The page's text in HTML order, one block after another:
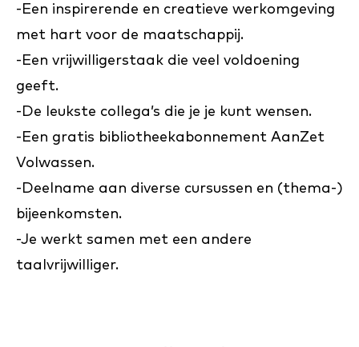
-Een inspirerende en creatieve werkomgeving
met hart voor de maatschappij.
-Een vrijwilligerstaak die veel voldoening
geeft.
-De leukste collega’s die je je kunt wensen.
-Een gratis bibliotheekabonnement AanZet
Volwassen.
-Deelname aan diverse cursussen en (thema-)
bijeenkomsten.
-Je werkt samen met een andere
taalvrijwilliger.